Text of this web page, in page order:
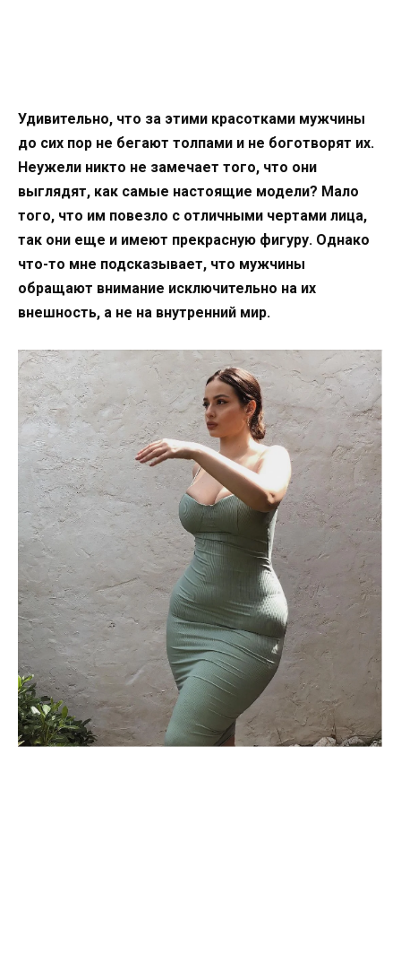
Удивительно, что за этими красотками мужчины
до сих пор не бегают толпами и не боготворят их.
Неужели никто не замечает того, что они
выглядят, как самые настоящие модели? Мало
того, что им повезло с отличными чертами лица,
так они еще и имеют прекрасную фигуру. Однако
что-то мне подсказывает, что мужчины
обращают внимание исключительно на их
внешность, а не на внутренний мир.